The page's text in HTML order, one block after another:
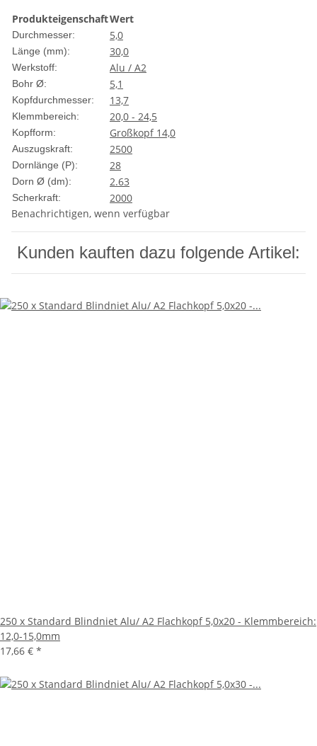
ProdukteigenschaftWert
Durchmesser: 5,0
Länge (mm): 30,0
Werkstoff: Alu / A2
Bohr Ø: 5,1
Kopfdurchmesser: 13,7
Klemmbereich: 20,0 - 24,5
Kopfform: Großkopf 14,0
Auszugskraft: 2500
Dornlänge (P): 28
Dorn Ø (dm): 2.63
Scherkraft:
2000
Benachrichtigen, wenn verfügbar
Kunden kauften dazu folgende Artikel:
250 x Standard Blindniet Alu/ A2 Flachkopf 5,0x20 - Klemmbereich:
12,0-15,0mm
17,66 € *